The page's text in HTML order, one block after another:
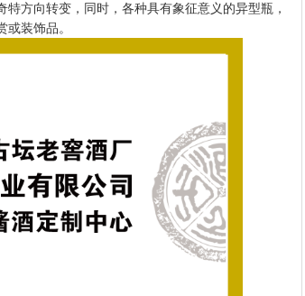
方向转变，同时，各种具有象征意义的异型瓶，
装饰品。